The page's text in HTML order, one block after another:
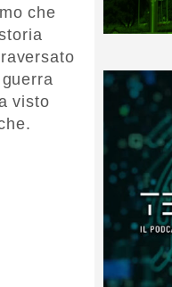
che
visto